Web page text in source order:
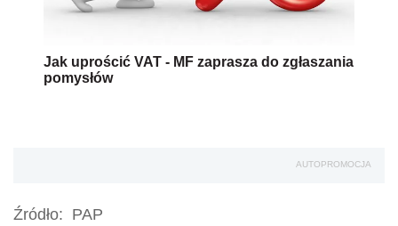
Jak uprościć VAT - MF zaprasza do zgłaszania
pomysłów
AUTOPROMOCJA
Źródło: PAP